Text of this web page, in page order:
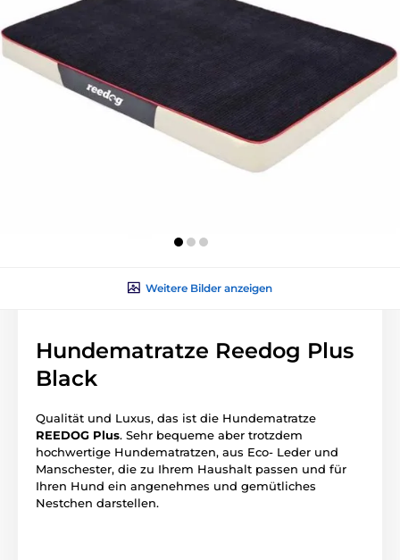
Weitere Bilder anzeigen
Hundematratze Reedog Plus
Black
Qualität und Luxus, das ist die Hundematratze
REEDOG Plus. Sehr bequeme aber trotzdem
hochwertige Hundematratzen, aus Eco- Leder und
Manschester, die zu Ihrem Haushalt passen und für
Ihren Hund ein angenehmes und gemütliches
Nestchen darstellen.